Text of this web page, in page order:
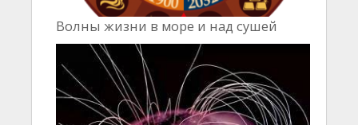
Волны жизни в море и над сушей